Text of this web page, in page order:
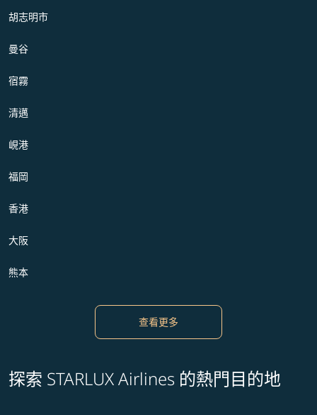
胡志明市
曼谷
宿霧
清邁
峴港
福岡
香港
大阪
熊本
查看更多
探索 STARLUX Airlines 的熱門目的地